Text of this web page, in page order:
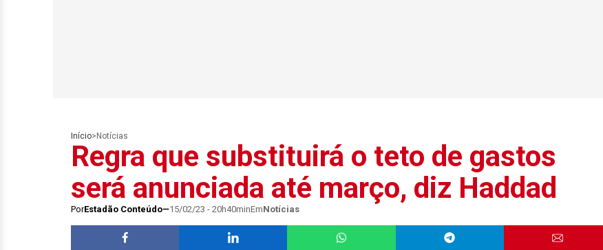
Início> Notícias
Regra que substituirá o teto de gastos
será anunciada até março, diz Haddad
PorEstadão Conteúdo 15/02/23 - 20h40minEmNotícias